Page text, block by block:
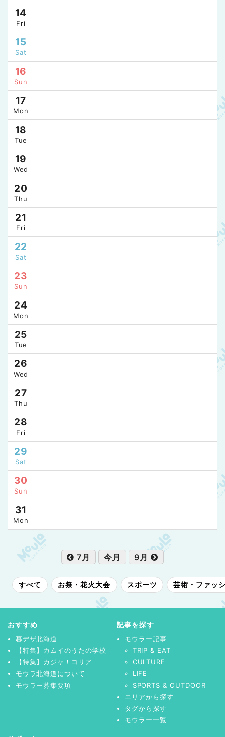
14
Fri
15
Sat
16
Sun
17
Mon
18
Tue
19
Wed
20
Thu
21
Fri
22
Sat
23
Sun
24
Mon
25
Tue
26
Wed
27
Thu
28
Fri
29
Sat
30
Sun
31
Mon
7月 今月 9月
すべて お祭・花火大会 スポーツ 芸術・ファッ
おすすめ
暮デザ北海道
【特集】カムイのうたの学校
【特集】カジャ！コリア
モウラ北海道について
モウラー募集要項
記事を探す
モウラー記事
TRIP & EAT
CULTURE
LIFE
SPORTS & OUTDOOR
エリアから探す
タグから探す
モウラー一覧